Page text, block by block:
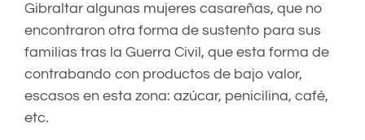
Gibraltar algunas mujeres casareñas, que no
encontraron otra forma de sustento para sus
familias tras la Guerra Civil, que esta forma de
contrabando con productos de bajo valor,
escasos en esta zona: azúcar, penicilina, café,
etc.